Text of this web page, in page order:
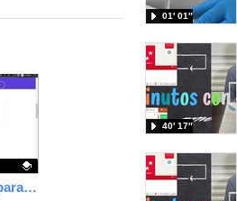
Twinteach - Herramienta para gammificación
01′ 01″
40′ 17″